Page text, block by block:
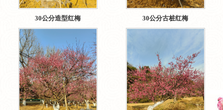
30公分造型红梅 30公分古桩红梅